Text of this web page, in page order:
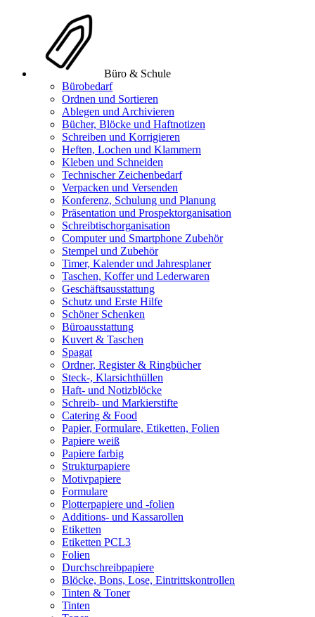
Büro & Schule
Bürobedarf
Ordnen und Sortieren
Ablegen und Archivieren
Bücher, Blöcke und Haftnotizen
Schreiben und Korrigieren
Heften, Lochen und Klammern
Kleben und Schneiden
Technischer Zeichenbedarf
Verpacken und Versenden
Konferenz, Schulung und Planung
Präsentation und Prospektorganisation
Schreibtischorganisation
Computer und Smartphone Zubehör
Stempel und Zubehör
Timer, Kalender und Jahresplaner
Taschen, Koffer und Lederwaren
Geschäftsausstattung
Schutz und Erste Hilfe
Schöner Schenken
Büroausstattung
Kuvert & Taschen
Spagat
Ordner, Register & Ringbücher
Steck-, Klarsichthüllen
Haft- und Notizblöcke
Schreib- und Markierstifte
Catering & Food
Papier, Formulare, Etiketten, Folien
Papiere weiß
Papiere farbig
Strukturpapiere
Motivpapiere
Formulare
Plotterpapiere und -folien
Additions- und Kassarollen
Etiketten
Etiketten PCL3
Folien
Durchschreibpapiere
Blöcke, Bons, Lose, Eintrittskontrollen
Tinten & Toner
Tinten